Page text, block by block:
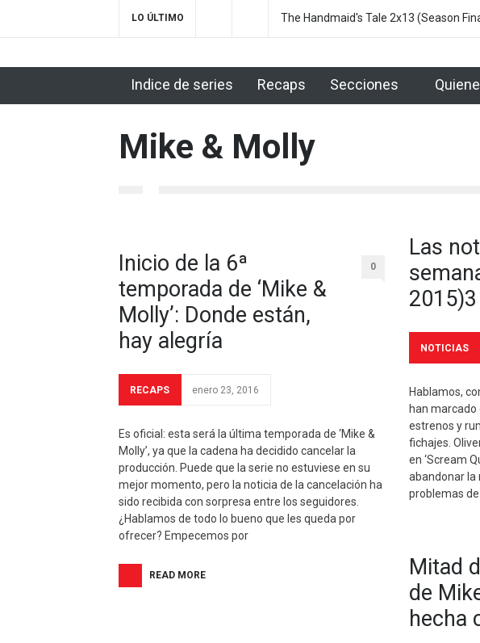
LO ÚLTIMO The Handmaid's Tale 2x13 (Season
Indice de series Recaps Secciones
Mike & Molly
Inicio de la 6ª
temporada de ‘Mike &
Molly’: Donde están,
hay alegría
0
RECAPS enero 23, 2016
Es oficial: esta será la última temporada de ‘Mike &
Molly’, ya que la cadena ha decidido cancelar la
producción. Puede que la serie no estuviese en su
mejor momento, pero la noticia de la cancelación ha
sido recibida con sorpresa entre los seguidores.
¿Hablamos de todo lo bueno que les queda por
ofrecer? Empecemos por
READ MORE
Las
2015)3
NOTICIAS
Hablamos,
han marcado
estrenos y
fichajes.
en ‘Scream
abandonar la
problemas
Mitad
de
hecha